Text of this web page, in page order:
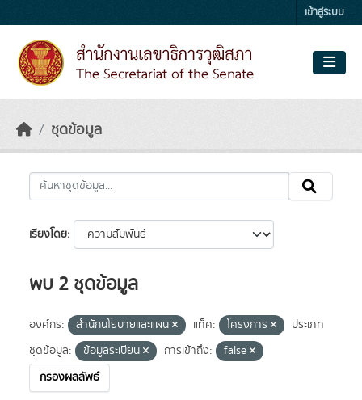
เข้าสู่ระบบ
ชุดข้อมูล
เรียงโดย
พบ 2 ชุดข้อมูล
องค์กร: สำนักนโยบายและแผน แท็ค: โครงการ
ประเภท
ชุดข้อมูล:
ข้อมูลระเบียน การเข้าถึง:
false
กรองผลลัพธ์